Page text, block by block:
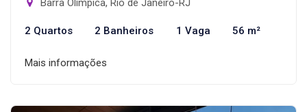
Barra Olímpica, Rio de Janeiro-RJ
2 Quartos 2 Banheiros 1 Vaga 56 m²
Mais informações